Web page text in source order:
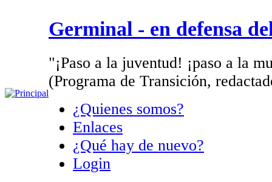
Germinal - en defensa
"¡Paso a la juventud! ¡paso a la
(Programa de Transición,
¿Quienes somos?
Enlaces
¿Qué hay de nuevo?
Login